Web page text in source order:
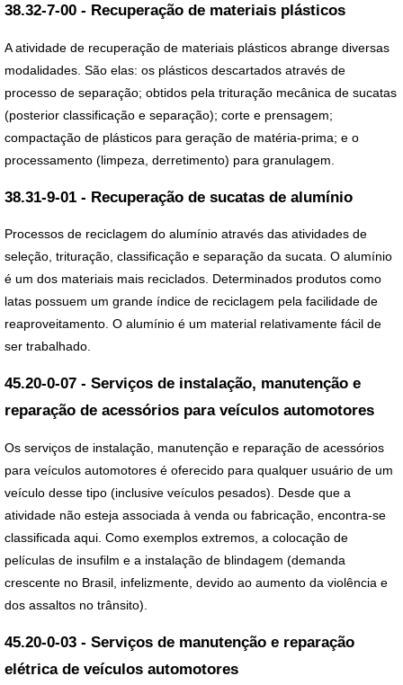
38.32-7-00 - Recuperação de materiais plásticos
A atividade de recuperação de materiais plásticos abrange diversas
modalidades. São elas: os plásticos descartados através de
processo de separação; obtidos pela trituração mecânica de sucatas
(posterior classificação e separação); corte e prensagem;
compactação de plásticos para geração de matéria-prima; e o
processamento (limpeza, derretimento) para granulagem.
38.31-9-01 - Recuperação de sucatas de alumínio
Processos de reciclagem do alumínio através das atividades de
seleção, trituração, classificação e separação da sucata. O alumínio
é um dos materiais mais reciclados. Determinados produtos como
latas possuem um grande índice de reciclagem pela facilidade de
reaproveitamento. O alumínio é um material relativamente fácil de
ser trabalhado.
45.20-0-07 - Serviços de instalação, manutenção e
reparação de acessórios para veículos automotores
Os serviços de instalação, manutenção e reparação de acessórios
para veículos automotores é oferecido para qualquer usuário de um
veículo desse tipo (inclusive veículos pesados). Desde que a
atividade não esteja associada à venda ou fabricação, encontra-se
classificada aqui. Como exemplos extremos, a colocação de
películas de insufilm e a instalação de blindagem (demanda
crescente no Brasil, infelizmente, devido ao aumento da violência e
dos assaltos no trânsito).
45.20-0-03 - Serviços de manutenção e reparação
elétrica de veículos automotores